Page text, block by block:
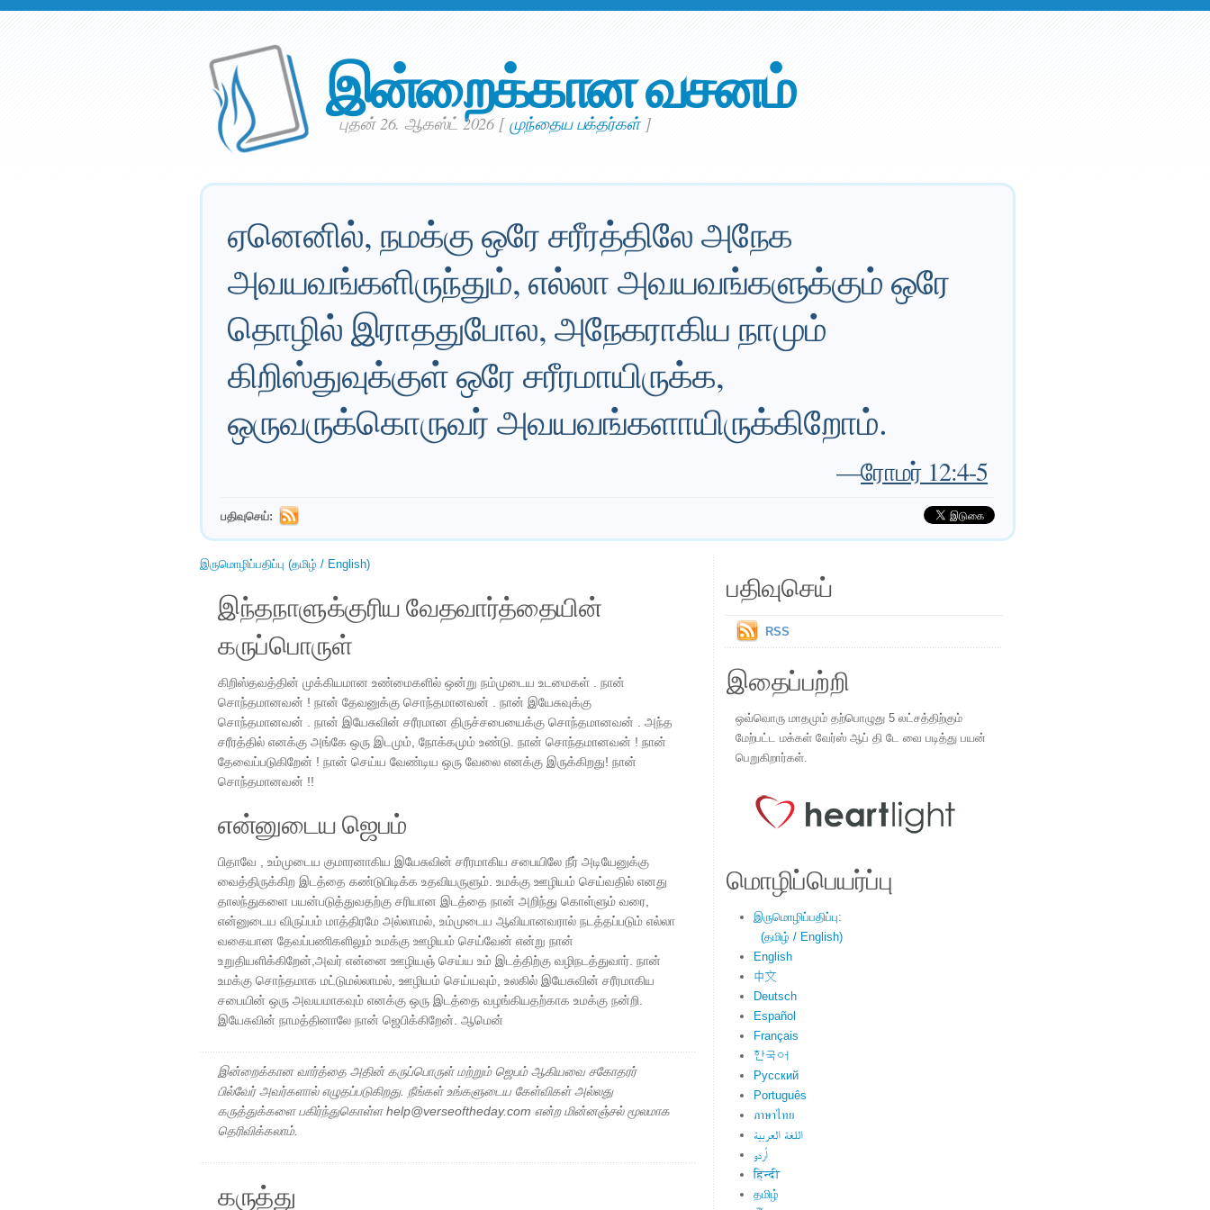
இன்றைக்கான வசனம்
புதன் 26. ஆகஸ்ட் 2026 [முந்தைய பக்தர்கள்]
ஏனெனில், நமக்கு ஒரே சரீரத்திலே அநேக
அவயவங்களிருந்தும், எல்லா அவயவங்களுக்கும் ஒரே
தொழில் இராததுபோல, அநேகராகிய நாமும்
கிறிஸ்துவுக்குள் ஒரே சரீரமாயிருக்க,
ஒருவருக்கொருவர் அவயவங்களாயிருக்கிறோம்.
—ரோமர் 12:4-5
பதிவுசெய்:
இருமொழிப்பதிப்பு (தமிழ் / English)
இந்தநாளுக்குரிய வேதவார்த்தையின்
கருப்பொருள்
கிறிஸ்தவத்தின் முக்கியமான உண்மைகளில் ஒன்று நம்முடைய உடமைகள் . நான்
சொந்தமானவன் ! நான் தேவனுக்கு சொந்தமானவன் . நான் இயேசுவுக்கு
சொந்தமானவன் . நான் இயேசுவின் சரீரமான திருச்சபையைக்கு சொந்தமானவன் . அந்த
சரீரத்தில் எனக்கு அங்கே ஒரு இடமும், நோக்கமும் உண்டு. நான் சொந்தமானவன் ! நான்
தேவைப்படுகிறேன் ! நான் செய்ய வேண்டிய ஒரு வேலை எனக்கு இருக்கிறது! நான்
சொந்தமானவன் !!
என்னுடைய ஜெபம்
பிதாவே , உம்முடைய குமாரனாகிய இயேசுவின் சரீரமாகிய சபையிலே நீர் அடியேனுக்கு
வைத்திருக்கிற இடத்தை கண்டுபிடிக்க உதவியருளும். உமக்கு ஊழியம் செய்வதில் எனது
தாலந்துகளை பயன்படுத்துவதற்கு சரியான இடத்தை நான் அறிந்து கொள்ளும் வரை,
என்னுடைய விருப்பம் மாத்திரமே அல்லாமல், உம்முடைய ஆவியானவரால் நடத்தப்படும் எல்லா
வகையான தேவப்பணிகளிலும் உமக்கு ஊழியம் செய்வேன் என்று நான்
உறுதியளிக்கிறேன்,அவர் என்னை ஊழியஞ் செய்ய உம் இடத்திற்கு வழிநடத்துவார். நான்
உமக்கு சொந்தமாக மட்டுமல்லாமல், ஊழியம் செய்யவும், உலகில் இயேசுவின் சரீரமாகிய
சபையின் ஒரு அவயமாகவும் எனக்கு ஒரு இடத்தை வழங்கியதற்காக உமக்கு நன்றி.
இயேசுவின் நாமத்தினாலே நான் ஜெபிக்கிறேன். ஆமென்
இன்றைக்கான வார்த்தை அதின் கருப்பொருள் மற்றும் ஜெபம் ஆகியவை சகோதரர்
பில்வேர் அவர்களால் எழுதப்படுகிறது. நீங்கள் உங்களுடைய கேள்விகள் அல்லது
கருத்துக்களை பகிர்ந்துகொள்ள help@verseoftheday.com என்ற மின்னஞ்சல் மூலமாக
தெரிவிக்கலாம்.
கருத்து
பதிவுசெய்
RSS
இதைப்பற்றி
ஒவ்வொரு மாதமும் தற்பொழுது 5 லட்சத்திற்கும்
மேற்பட்ட மக்கள் வேர்ஸ் ஆப் தி டே வை படித்து பயன்
பெறுகிறார்கள்.
மொழிப்பெயர்ப்பு
இருமொழிப்பதிப்பு:
(தமிழ் / English)
English
中文
Deutsch
Español
Français
한국어
Русский
Português
ภาษาไทย
اللغة العربية
اُردو
हिन्दी
தமிழ்